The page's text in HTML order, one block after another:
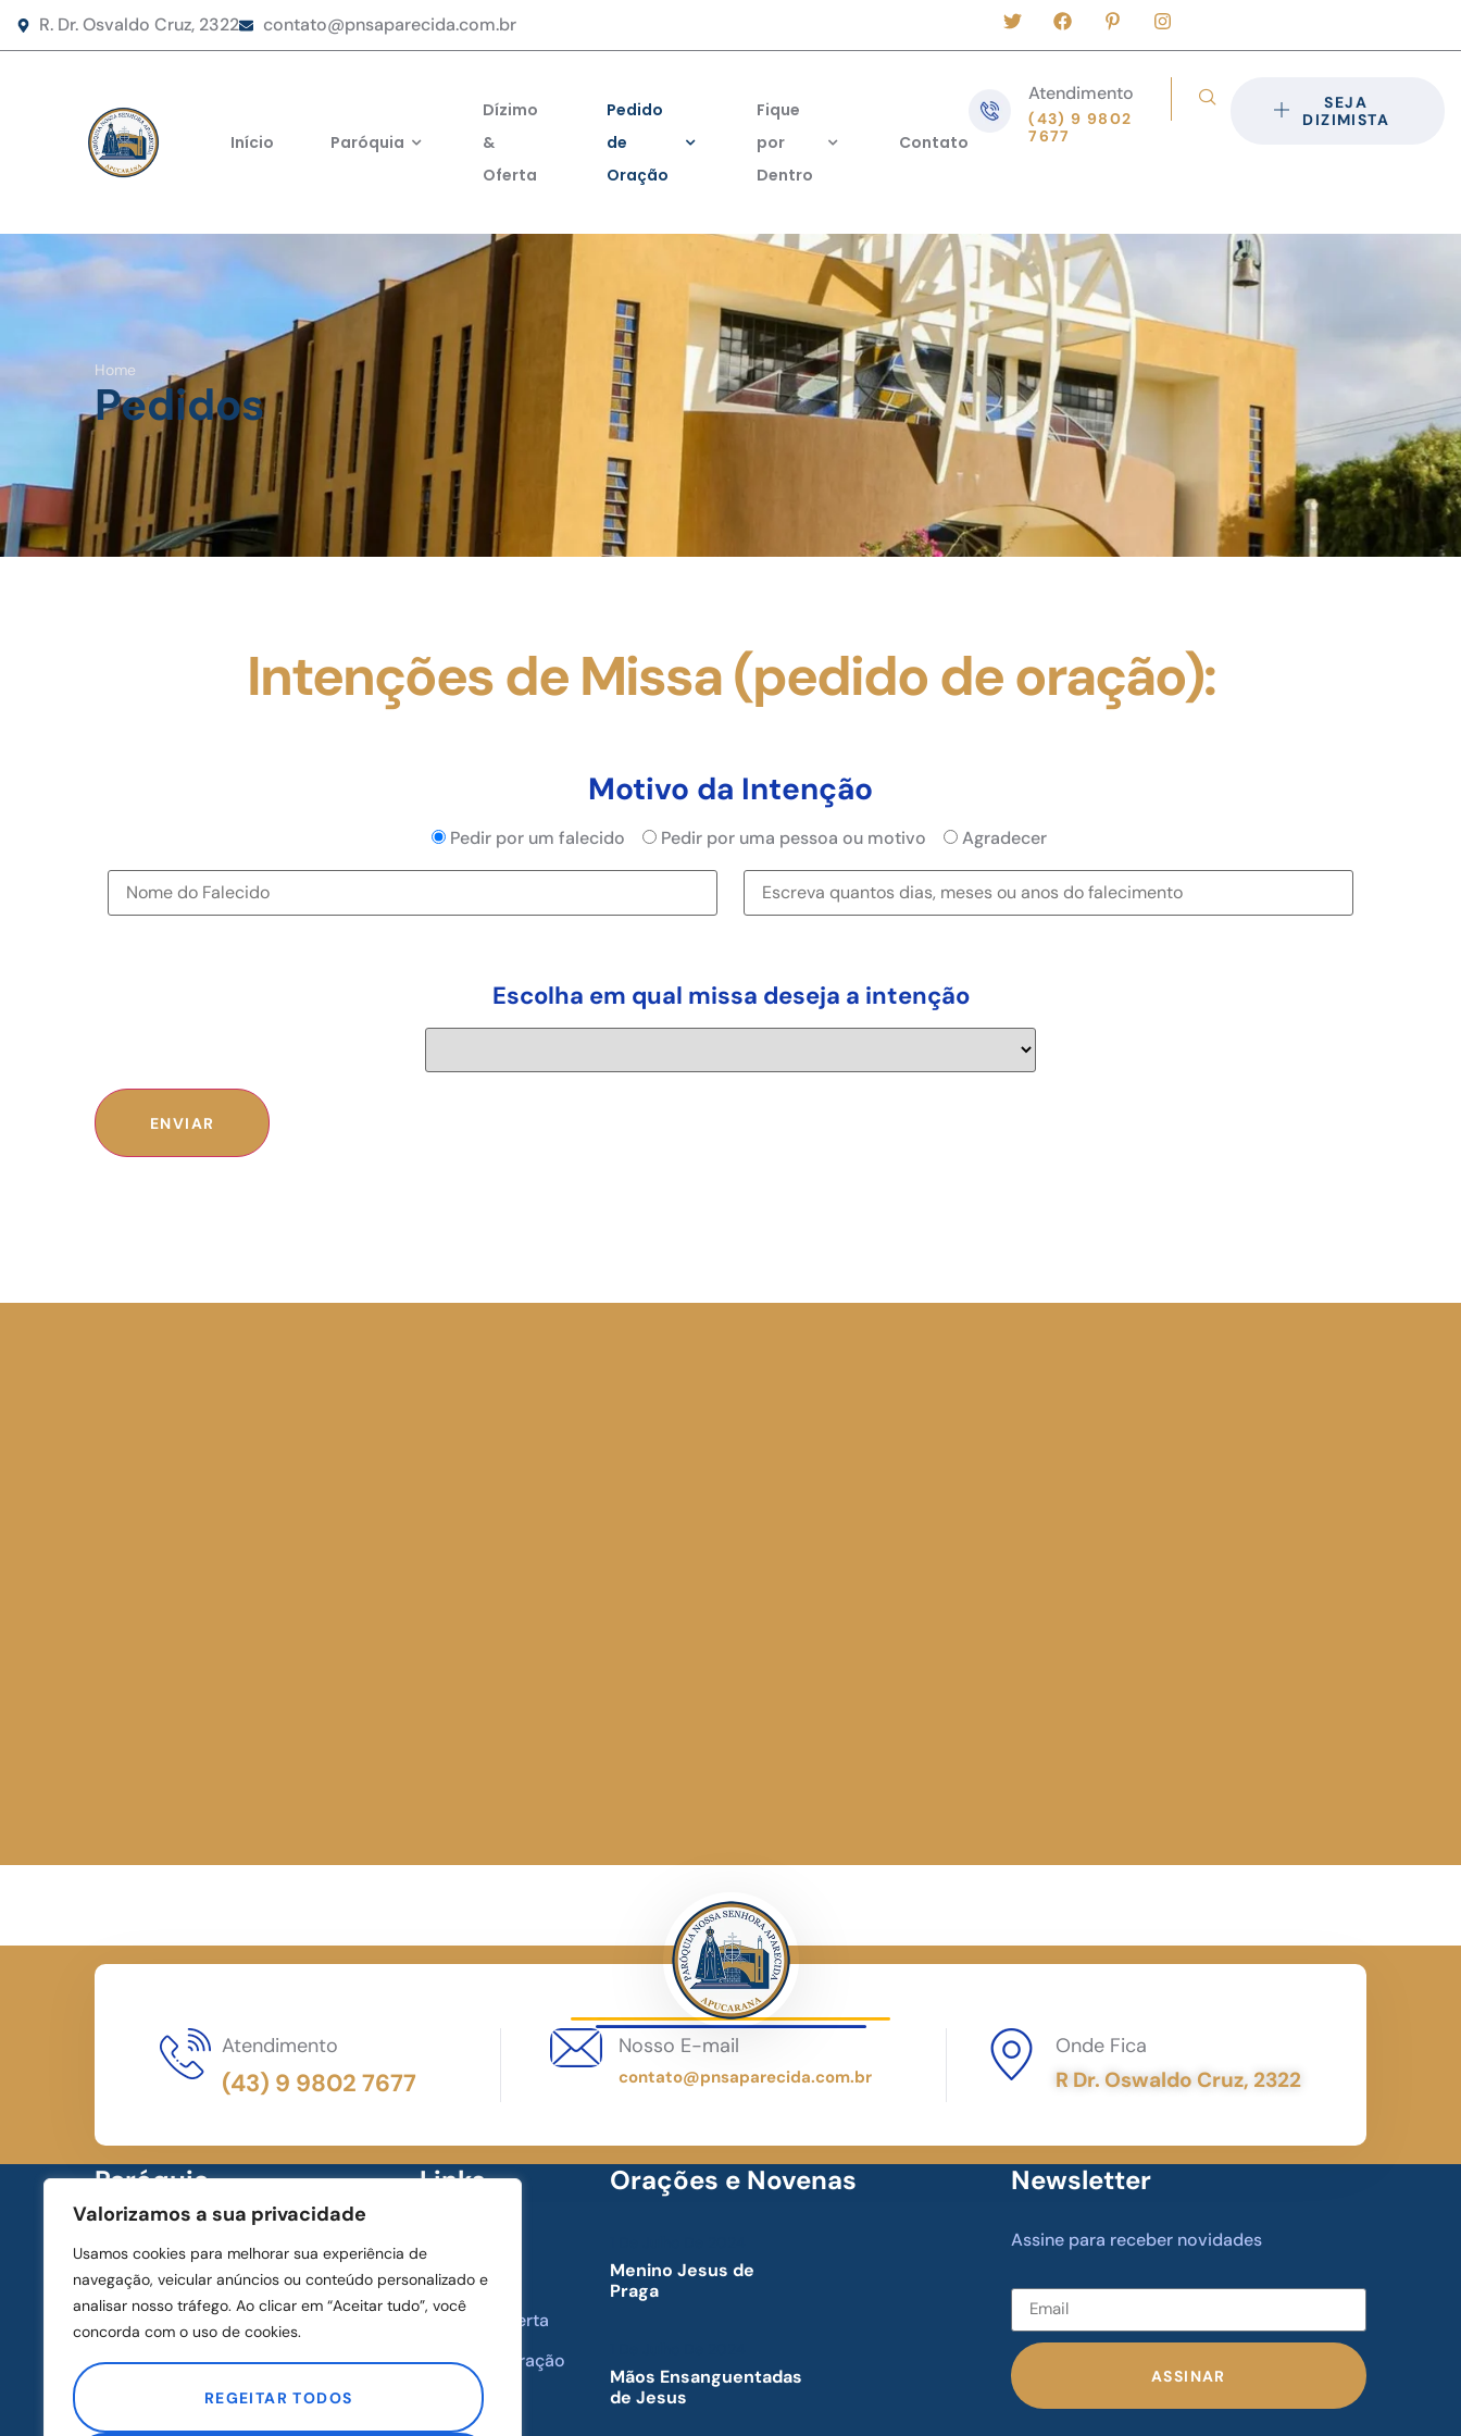
Valorizamos a sua privacidade
Usamos cookies para melhorar sua experiência de
navegação, veicular anúncios ou conteúdo personalizado e
analisar nosso tráfego. Ao clicar em “Aceitar tudo”, você
concorda com o uso de cookies.
REGEITAR TODOS
R. Dr. Osvaldo Cruz, 2322 contato@pnsaparecida.com.br
Início Paróquia
Dízimo
&
Oferta
Pedido
de
Oração
Fique
por
Dentro
Contato
Atendimento
(43) 9 9802
7677
SEJA
DIZIMISTA
Home
Pedidos
Intenções de Missa (pedido de oração):
Motivo da Intenção
Pedir por um falecido Pedir por uma pessoa ou motivo Agradecer
Escolha em qual missa deseja a intenção
Atendimento
(43) 9 9802 7677
Nosso E-mail
contato@pnsaparecida.com.br
Onde Fica
R Dr. Oswaldo Cruz, 2322
Paróquia
construída em 1945 por pioneiros deu
origem à Paróquia Nossa Senhora
Aparecida e, posteriormente, ao nome
do bairro onde a capela está localizada
em Apucarana.
Links
Santo do Dia
Dízimo & Oferta
Pedido de Oração
Notícias
Orações e Novenas
Menino Jesus de
Praga
Mãos Ensanguentadas
de Jesus
Newsletter
Assine para receber novidades
ASSINAR